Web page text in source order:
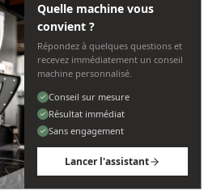
Quelle machine vous
convient ?
Répondez à quelques questions et
recevez immédiatement un conseil
machine personnalisé.
Conseil sur mesure
Résultat immédiat
Sans engagement
Lancer l'assistant